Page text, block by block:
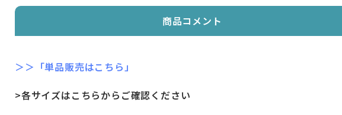
商品コメント
＞＞「単品販売はこちら」
>各サイズはこちらからご確認ください